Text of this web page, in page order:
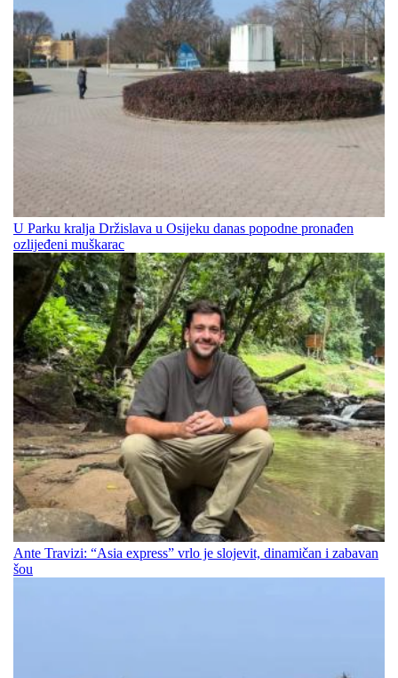
U Parku kralja Držislava u Osijeku danas popodne pronađen
ozlijeđeni muškarac
Ante Travizi: “Asia express” vrlo je slojevit, dinamičan i zabavan
šou